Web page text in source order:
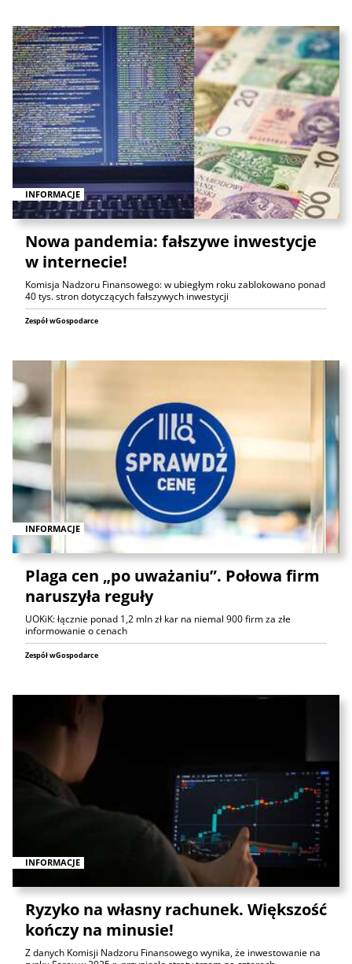
INFORMACJE
Nowa pandemia: fałszywe inwestycje
w internecie!
Komisja Nadzoru Finansowego: w ubiegłym roku zablokowano ponad
40 tys. stron dotyczących fałszywych inwestycji
Zespół wGospodarce
INFORMACJE
Plaga cen „po uważaniu”. Połowa firm
naruszyła reguły
UOKiK: łącznie ponad 1,2 mln zł kar na niemal 900 firm za złe
informowanie o cenach
Zespół wGospodarce
INFORMACJE
Ryzyko na własny rachunek. Większość
kończy na minusie!
Z danych Komisji Nadzoru Finansowego wynika, że inwestowanie na